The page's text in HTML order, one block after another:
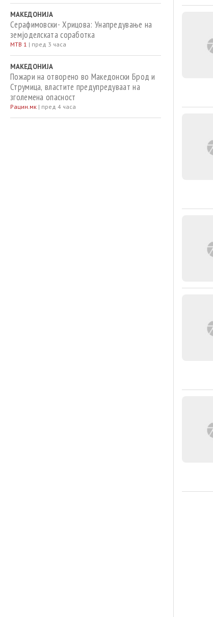
МАКЕДОНИЈА
Серафимовски- Хрицова: Унапредување на
земјоделската соработка
МТВ 1 | пред 3 часа
МАКЕДОНИЈА
Пожари на отворено во Македонски Брод и
Струмица, властите предупредуваат на
зголемена опасност
Рацин.мк | пред 4 часа